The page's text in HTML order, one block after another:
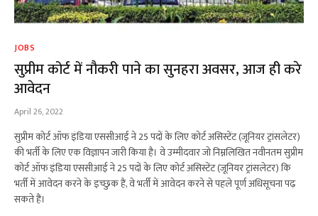
JOBS
सुप्रीम कोर्ट में नौकरी पाने का सुनहरा अवसर, आज ही करे
आवेदन
April 26, 2022
सुप्रीम कोर्ट ऑफ इंडिया एससीआई ने 25 पदों के लिए कोर्ट असिस्टेंट (जूनियर ट्रांसलेटर)
की भर्ती के लिए एक विज्ञापन जारी किया है। वे उम्मीदवार जो निम्नलिखित नवीनतम सुप्रीम
कोर्ट ऑफ इंडिया एससीआई ने 25 पदों के लिए कोर्ट असिस्टेंट (जूनियर ट्रांसलेटर) कि
भर्ती में आवेदन करने के इच्छुक हैं, वे भर्ती में आवेदन करने से पहले पूर्ण अधिसूचना पढ़
सकते हैं।